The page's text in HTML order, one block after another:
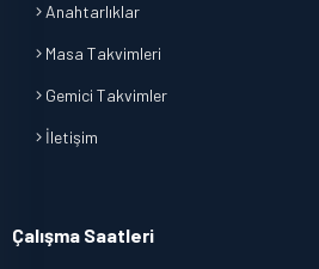
Anahtarlıklar
Masa Takvimleri
Gemici Takvimler
İletişim
Çalışma Saatleri